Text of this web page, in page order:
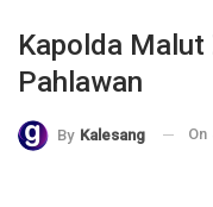
Kapolda
Pahlawan
By Kalesang On